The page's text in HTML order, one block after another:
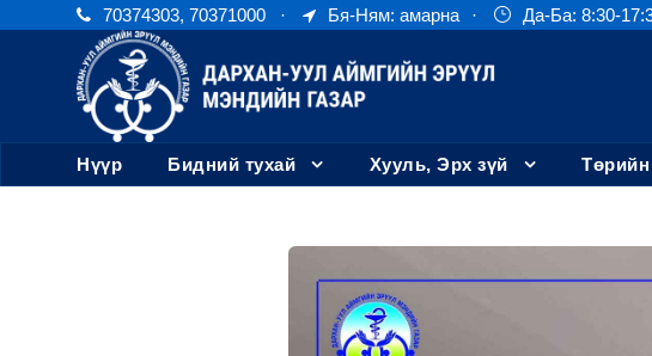
70374303, 70371000 · Бя-Ням: амарна · Да-Ба: 8:30-
Нүүр Бидний тухай Хууль, Эрх зүй